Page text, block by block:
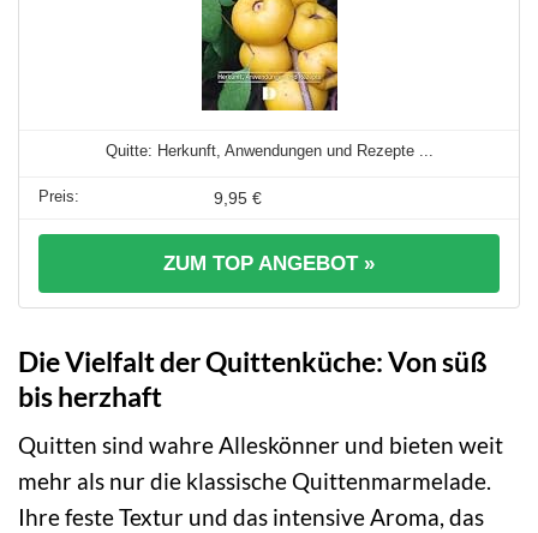
Quitte: Herkunft, Anwendungen und Rezepte ...
9,95 €
ZUM TOP ANGEBOT »
Die Vielfalt der Quittenküche: Von süß
bis herzhaft
Quitten sind wahre Alleskönner und bieten weit
mehr als nur die klassische Quittenmarmelade.
Ihre feste Textur und das intensive Aroma, das